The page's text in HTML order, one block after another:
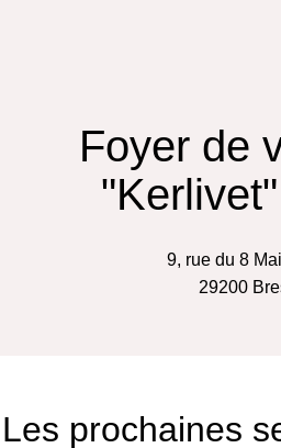
Foyer de
9, rue du 8
29200
Les prochaines